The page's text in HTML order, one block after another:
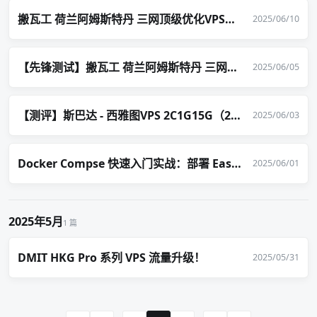
搬瓦工 荷兰阿姆斯特丹 三网顶级优化VPS上线！36.36美元/年 2025/06/10
【先锋测试】搬瓦工 荷兰阿姆斯特丹 三网精品优化线路VPS 2025/06/05
【测评】斯巴达 - 西雅图VPS 2C1G15G（2T流量）24美元/年 2025/06/03
Docker Compse 快速入门实战：部署 EasyImage 简单图床 为例！ 2025/06/01
2025年5月 1 篇
DMIT HKG Pro 系列 VPS 流量升级！ 2025/05/31